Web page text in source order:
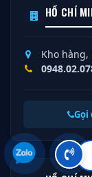
HỒ CHÍ
Kho hàng,
Gọi